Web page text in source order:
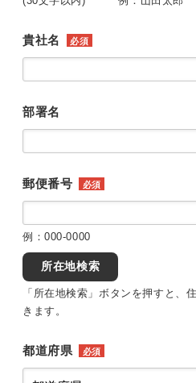
貴社名 必須
部署名
郵便番号 必須
例：000-0000
所在地検索
「所在地検索」ボタンを押すと、
きます。
都道府県 必須